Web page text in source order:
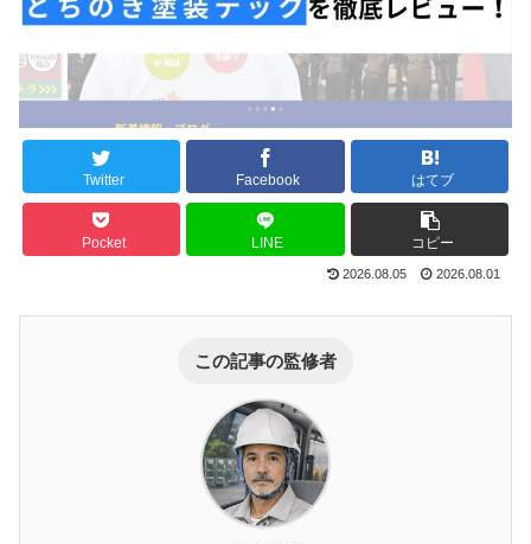
Twitter Facebook はてブ
Pocket LINE コピー
2026.08.05 2026.08.01
この記事の監修者